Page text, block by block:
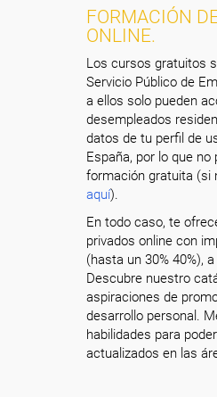
FORMACIÓN
ONLINE.
Los cursos gratuitos
Servicio Público de
a ellos solo pueden
desempleados
datos de tu perfil de
España, por lo que
formación gratuita (si
aquí).
En todo caso, te
privados online con
(hasta un 30% 40%),
Descubre nuestro
aspiraciones de
desarrollo personal.
habilidades para
actualizados en las